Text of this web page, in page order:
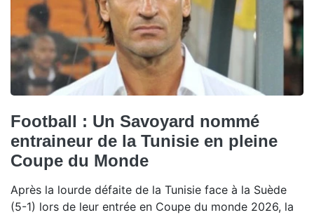
Football : Un Savoyard nommé
entraineur de la Tunisie en pleine
Coupe du Monde
Après la lourde défaite de la Tunisie face à la Suède
(5-1) lors de leur entrée en Coupe du monde 2026, la